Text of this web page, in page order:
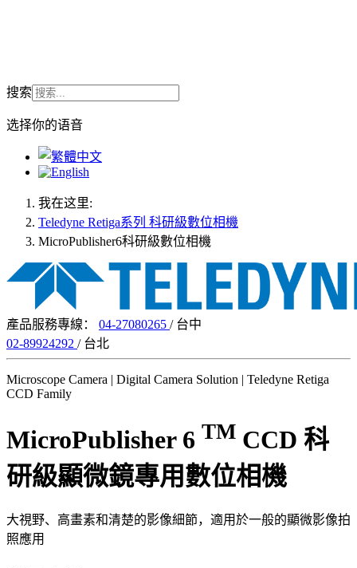
搜索
选择你的语音
我在这里:
Teledyne Retiga系列 科研級數位相機
MicroPublisher6科研級數位相機
產品服務專線： 04-27080265 / 台中
02-89924292 / 台北
Microscope Camera | Digital Camera Solution | Teledyne Retiga
CCD Family
MicroPublisher 6 TM CCD 科
研級顯微鏡專用數位相機
大視野、高畫素和清楚的影像細節，適用於一般的顯微影像拍
照應用